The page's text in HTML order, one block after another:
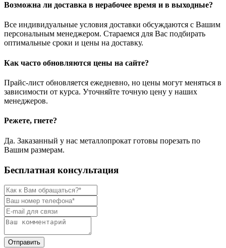
Возможна ли доставка в нерабочее время и в выходные?
Все индивидуальные условия доставки обсуждаются с Вашим
персональным менеджером. Стараемся для Вас подбирать
оптимальные сроки и цены на доставку.
Как часто обновляются цены на сайте?
Прайс-лист обновляется ежедневно, но цены могут меняться в
зависимости от курса. Уточняйте точную цену у наших
менеджеров.
Режете, гнете?
Да. Заказанный у нас металлопрокат готовы порезать по
Вашим размерам.
Бесплатная консультация